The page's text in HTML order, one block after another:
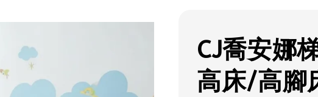
CJ喬安娜
高床/高腳